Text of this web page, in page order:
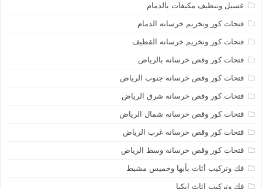
غسيل وتنظيف مكيفات بالدمام
فتحات كور وتخريم خرسانه الدمام
فتحات كور وتخريم خرسانه القطيف
فتحات كور وقص خرسانه بالرياض
فتحات كور وقص خرسانه جنوب الرياض
فتحات كور وقص خرسانه شرق الرياض
فتحات كور وقص خرسانه شمال الرياض
فتحات كور وقص خرسانه غرب الرياض
فتحات كور وقص خرسانه وسط الرياض
فك وتركيب أثاث بأبها وخميس مشيط
فك وتركيب اثاث ايكيا